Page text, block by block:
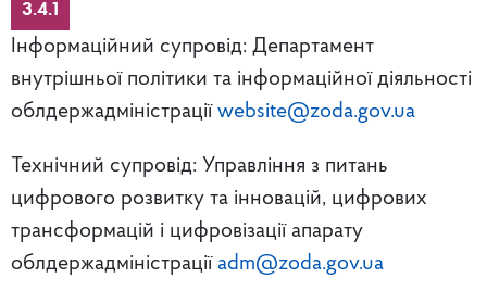
3.4.1
Інформаційний супровід: Департамент
внутрішньої політики та інформаційної діяльності
облдержадміністрації website@zoda.gov.ua
Технічний супровід: Управління з питань
цифрового розвитку та інновацій, цифрових
трансформацій і цифровізації апарату
облдержадміністрації adm@zoda.gov.ua